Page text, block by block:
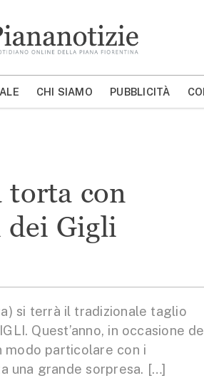
NASCONDI CERCA
CHI SIAMO PUBBLICITÀ
torta con
dei Gigli
si terrà il tradizionale taglio
Quest’anno, in occasione
modo particolare con i
una grande sorpresa. […]